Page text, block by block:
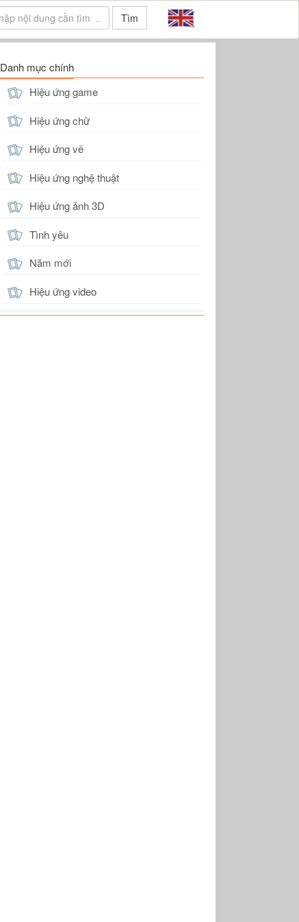
Tìm
Danh mục chính
Hiệu ứng game
Hiệu ứng chữ
Hiệu ứng vẽ
Hiệu ứng nghệ thuật
Hiệu ứng ảnh 3D
Tình yêu
Năm mới
Hiệu ứng video